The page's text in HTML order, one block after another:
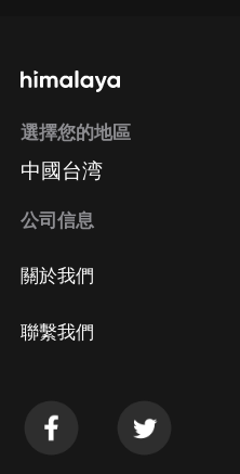
選擇您的地區
中國台湾
公司信息
關於我們
聯繫我們